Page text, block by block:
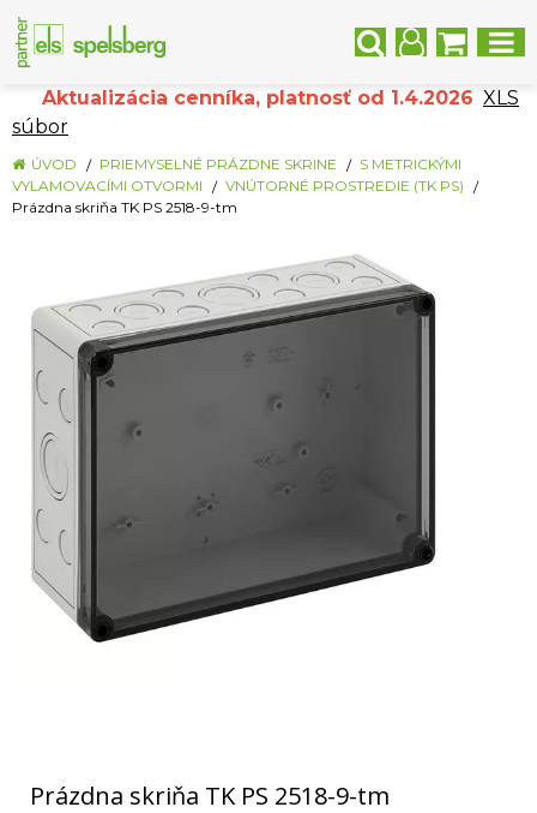
Aktualizácia cenníka, platnosť od 1.4.2026 XLS
súbor
ÚVOD PRIEMYSELNÉ PRÁZDNE SKRINE
S METRICKÝMI
VYLAMOVACÍMI OTVORMI
VNÚTORNÉ PROSTREDIE (TK PS)
Prázdna skriňa TK PS 2518-9-tm
Prázdna skriňa TK PS 2518-9-tm